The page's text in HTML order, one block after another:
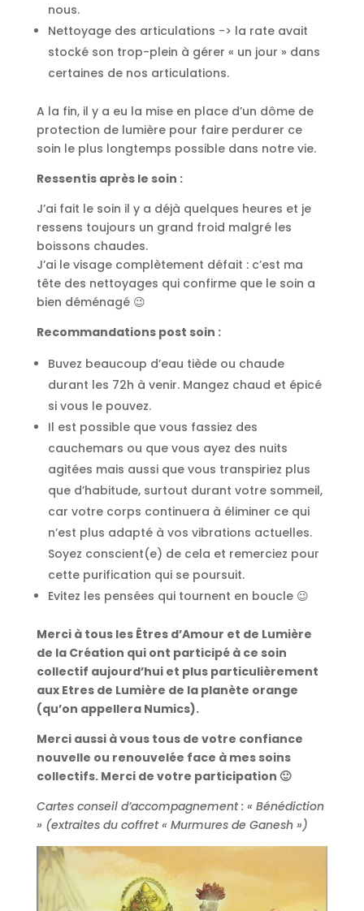
nous.
Nettoyage des articulations -> la rate avait
stocké son trop-plein à gérer « un jour » dans
certaines de nos articulations.
A la fin, il y a eu la mise en place d’un dôme de
protection de lumière pour faire perdurer ce
soin le plus longtemps possible dans notre vie.
Ressentis après le soin :
J’ai fait le soin il y a déjà quelques heures et je
ressens toujours un grand froid malgré les
boissons chaudes.
J’ai le visage complètement défait : c’est ma
tête des nettoyages qui confirme que le soin a
bien déménagé 😉
Recommandations post soin :
Buvez beaucoup d’eau tiède ou chaude
durant les 72h à venir. Mangez chaud et épicé
si vous le pouvez.
Il est possible que vous fassiez des
cauchemars ou que vous ayez des nuits
agitées mais aussi que vous transpiriez plus
que d’habitude, surtout durant votre sommeil,
car votre corps continuera à éliminer ce qui
n’est plus adapté à vos vibrations actuelles.
Soyez conscient(e) de cela et remerciez pour
cette purification qui se poursuit.
Evitez les pensées qui tournent en boucle 😉
Merci à tous les Êtres d’Amour et de Lumière
de la Création qui ont participé à ce soin
collectif aujourd’hui et plus particulièrement
aux Etres de Lumière de la planète orange
(qu’on appellera Numics).
Merci aussi à vous tous de votre confiance
nouvelle ou renouvelée face à mes soins
collectifs. Merci de votre participation 🙂
Cartes conseil d’accompagnement : « Bénédiction
» (extraites du coffret « Murmures de Ganesh »)